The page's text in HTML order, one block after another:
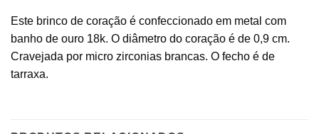
Este brinco de coração é confeccionado em metal com
banho de ouro 18k. O diâmetro do coração é de 0,9 cm.
Cravejada por micro zirconias brancas. O fecho é de
tarraxa.